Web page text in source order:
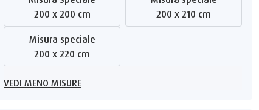
200 x 200 cm
200 x 210 cm
Misura speciale
200 x 220 cm
VEDI MENO MISURE